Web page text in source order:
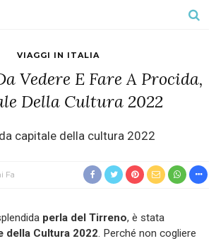
VIAGGI IN ITALIA
Vedere E Fare A Procida,
Della Cultura 2022
Fa
perla del Tirreno, è stata
della Cultura 2022. Perché non cogliere